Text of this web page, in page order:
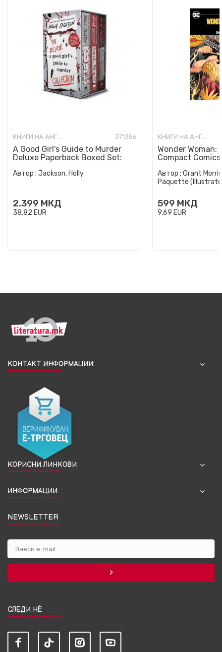
КНИГИ НА АНГЛИСКИ ЈАЗИК 371356
A Good Girl's Guide to Murder
Deluxe Paperback Boxed Set:
Автор : Jackson, Holly
2.399 МКД
38,82 EUR
КНИГИ НА АНГЛИСКИ ЈАЗИК
Wonder Woman:
Compact
Автор : Grant
Paquette
599 МКД
9,69 EUR
КОНТАКТ ИНФОРМАЦИИ:
КОРИСНИ ЛИНКОВИ
ИНФОРМАЦИИ
NEWSLETTER
СЛЕДИ НЀ